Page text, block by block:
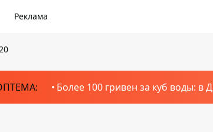
Реклама
Более 100 гривен за куб воды: